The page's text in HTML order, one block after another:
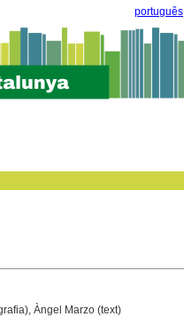
português
Àngel Marzo (text)